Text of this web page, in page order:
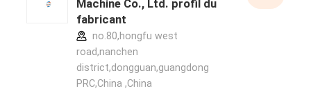
Machine Co., Ltd. profil du
fabricant
no.80,hongfu west
road,nanchen
district,dongguan,guangdong
PRC,China ,China